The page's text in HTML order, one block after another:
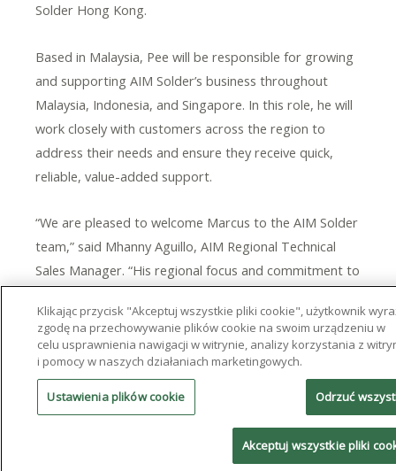
Solder Hong Kong.
Based in Malaysia, Pee will be responsible for growing
and supporting AIM Solder’s business throughout
Malaysia, Indonesia, and Singapore. In this role, he will
work closely with customers across the region to
address their needs and ensure they receive quick,
reliable, value-added support.
“We are pleased to welcome Marcus to the AIM Solder
team,” said Mhanny Aguillo, AIM Regional Technical
Sales Manager. “His regional focus and commitment to
relationships and expand AIM’s presence across the
region.”
AIM Solder’s global technical sales team plays a key
role in supporting customers at every stage of the
manufacturing process, providing expert guidance,
responsive service, and trusted solder assembly
Klikając przycisk "Akceptuj wszystkie pliki cookie", użytkownik
zgodę na przechowywanie plików cookie na swoim urządzeniu w
celu usprawnienia nawigacji w witrynie, analizy korzystania z
i pomocy w naszych działaniach marketingowych.
Ustawienia plików cookie Odrzuć
Akceptuj wszystkie pliki